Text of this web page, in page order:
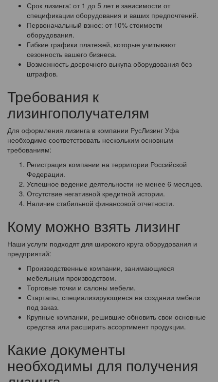
Срок лизинга: от 1 до 5 лет в зависимости от
спецификации оборудования и ваших предпочтений.
Первоначальный взнос: от 10% стоимости
оборудования.
Гибкие графики платежей, которые учитывают
сезонность вашего бизнеса.
Возможность досрочного выкупа оборудования без
штрафов.
Требования к
лизингополучателям
Для оформления лизинга в компании РусЛизинг Уфа
необходимо соответствовать нескольким основным
требованиям:
Регистрация компании на территории Российской
Федерации.
Успешное ведение деятельности не менее 6 месяцев.
Отсутствие негативной кредитной истории.
Наличие стабильной финансовой отчетности.
Кому можно взять лизинг
Наши услуги подходят для широкого круга оборудования и
предприятий:
Производственные компании, занимающиеся
мебельным производством.
Торговые точки и салоны мебели.
Стартапы, специализирующиеся на создании мебели
под заказ.
Крупные компании, решившие обновить свои основные
средства или расширить ассортимент продукции.
Какие документы
необходимы для получения